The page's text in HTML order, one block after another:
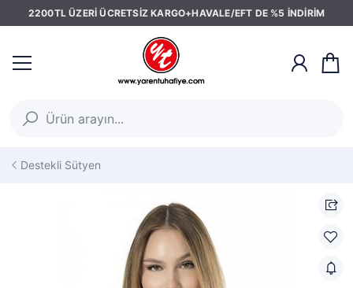
2200TL ÜZERİ ÜCRETSİZ KARGO+HAVALE/EFT DE %5 İNDİRİM
Destekli Sütyen